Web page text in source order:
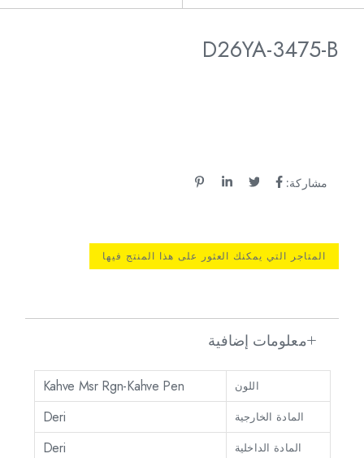
D26YA-3475-B
مشاركة:
المتاجر التي يمكنك العثور على هذا المنتج فيها
معلومات إضافية
اللون Kahve Msr Rgn-Kahve Pen
المادة الخارجية Deri
المادة الداخلية Deri